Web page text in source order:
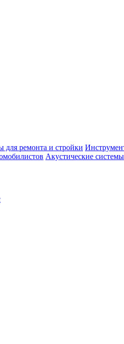
для ремонта и стройки
Акустические системы